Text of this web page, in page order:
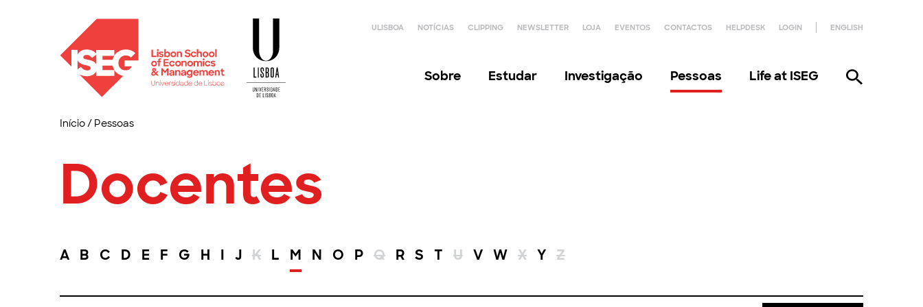
ULISBOA NOTÍCIAS CLIPPING NEWSLETTER LOJA EVENTOS CONTACTOS HELPDESK LOGIN ENGLISH
Sobre Estudar Investigação Pessoas Life at ISEG
Início/ Pessoas
Docentes
A B C D E F G H I J K L M N O P Q R S T U V W X Y Z